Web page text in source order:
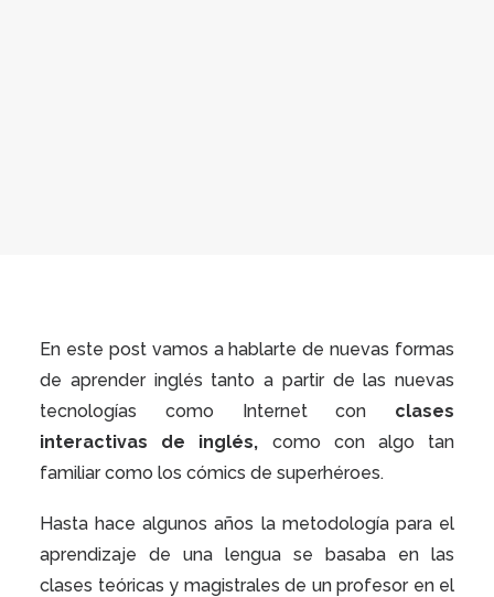
En este post vamos a hablarte de nuevas formas
de aprender inglés tanto a partir de las nuevas
tecnologías como Internet con clases
interactivas de inglés, como con algo tan
familiar como los cómics de superhéroes.
Hasta hace algunos años la metodología para el
aprendizaje de una lengua se basaba en las
clases teóricas y magistrales de un profesor en el